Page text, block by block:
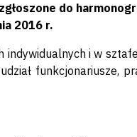
do
2016 r.
i w
funkcjonariusze,